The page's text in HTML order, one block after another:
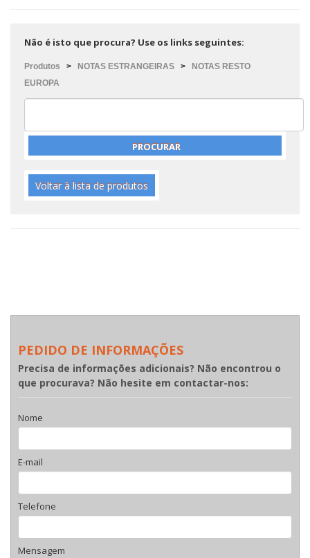
Não é isto que procura? Use os links seguintes:
Produtos > NOTAS ESTRANGEIRAS >
NOTAS RESTO
EUROPA
Voltar à lista de produtos
PEDIDO DE INFORMAÇÕES
Precisa de informações adicionais? Não encontrou o
que procurava? Não hesite em contactar-nos:
Nome
E-mail
Telefone
Mensagem